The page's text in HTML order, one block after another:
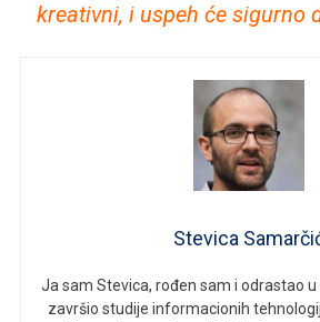
kreativni, i uspeh će sigurno
Stevica
Ja sam Stevica, rođen sam i odrastao
završio studije informacionih